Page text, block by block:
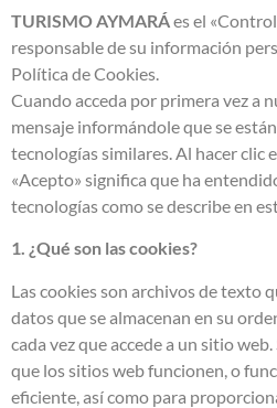
TURISMO AYMARÁes el
responsable de su información
Política de Cookies.
Cuando acceda por primera vez a
mensaje informándole que se
tecnologías similares. Al hacer clic
«Acepto» significa que ha
tecnologías como se describe en
1. ¿Qué son las cookies?
Las cookies son archivos de texto
datos que se almacenan en su
cada vez que accede a un sitio
que los sitios web funcionen, o
eficiente, así como para